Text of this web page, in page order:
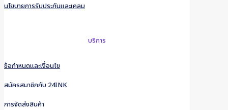
นโยบายการรับประกันและเคลม
บริการ
ข้อกำหนดและเงื่อนไข
สมัครสมาชิกกับ 24INK
การจัดส่งสินค้า